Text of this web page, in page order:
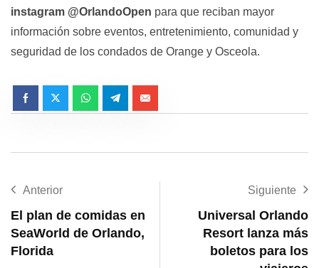
instagram @OrlandoOpen para que reciban mayor
información sobre eventos, entretenimiento, comunidad y
seguridad de los condados de Orange y Osceola.
Anterior
El plan de comidas en
SeaWorld de Orlando,
Florida
Siguiente
Universal Orlando
Resort lanza más
boletos para los